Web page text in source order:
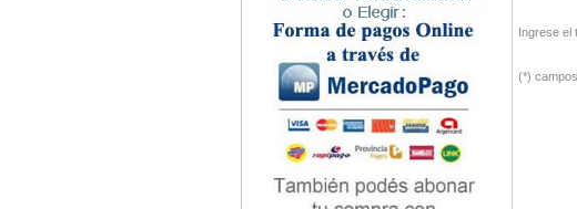
Ingrese el
(*)